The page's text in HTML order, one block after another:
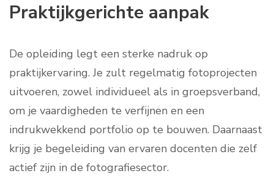
Praktijkgerichte aanpak
De opleiding legt een sterke nadruk op
praktijkervaring. Je zult regelmatig fotoprojecten
uitvoeren, zowel individueel als in groepsverband,
om je vaardigheden te verfijnen en een
indrukwekkend portfolio op te bouwen. Daarnaast
krijg je begeleiding van ervaren docenten die zelf
actief zijn in de fotografiesector.